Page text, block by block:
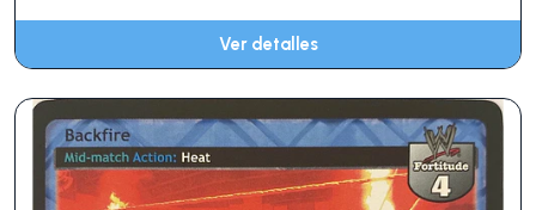
Ver detalles